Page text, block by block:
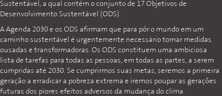
Sustentável, a qual contém o conjunto de 17 Objetivos de
Desenvolvimento Sustentável (ODS).
A Agenda 2030 e os ODS afirmam que para pôr o mundo em um
caminho sustentável é urgentemente necessário tomar medidas
ousadas e transformadoras. Os ODS constituem uma ambiciosa
lista de tarefas para todas as pessoas, em todas as partes, a serem
cumpridas até 2030. Se cumprirmos suas metas, seremos a primeira
geração a erradicar a pobreza extrema e iremos poupar as gerações
futuras dos piores efeitos adversos da mudança do clima.